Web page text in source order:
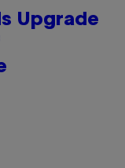
Upgrade